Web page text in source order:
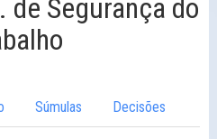
de Segurança do
Súmulas Decisões